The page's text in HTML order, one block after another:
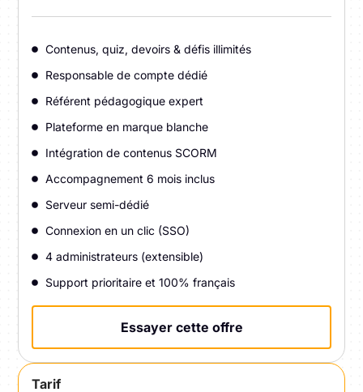
Contenus, quiz, devoirs & défis illimités
Responsable de compte dédié
Référent pédagogique expert
Plateforme en marque blanche
Intégration de contenus SCORM
Accompagnement 6 mois inclus
Serveur semi-dédié
Connexion en un clic (SSO)
4 administrateurs (extensible)
Support prioritaire et 100% français
Essayer cette offre
Tarif